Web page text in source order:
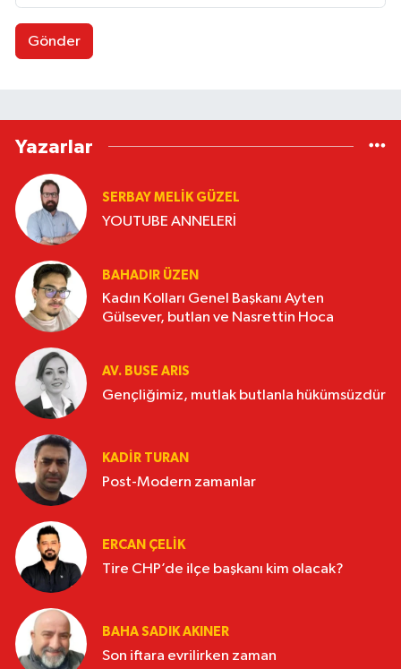
Gönder
Yazarlar
SERBAY MELIK GÜZEL
YOUTUBE ANNELERİ
BAHADIR ÜZEN
Kadın Kolları Genel Başkanı Ayten
Gülsever, butlan ve Nasrettin Hoca
AV. BUSE ARIS
Gençliğimiz, mutlak butlanla hükümsüzdür
KADIR TURAN
Post-Modern zamanlar
ERCAN ÇELIK
Tire CHP’de ilçe başkanı kim olacak?
BAHA SADIK AKINER
Son iftara evrilirken zaman